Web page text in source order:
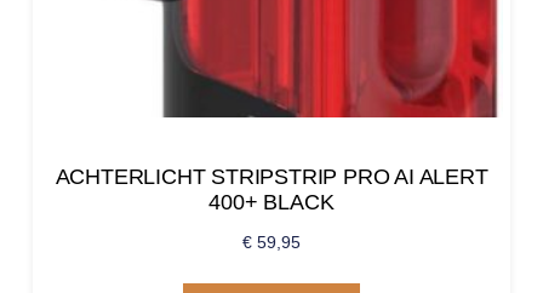
ACHTERLICHT STRIPSTRIP PRO AI ALERT
400+ BLACK
€ 59,95